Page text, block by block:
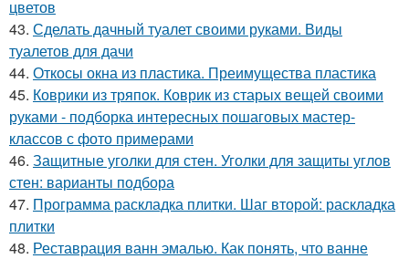
цветов
43. Сделать дачный туалет своими руками. Виды
туалетов для дачи
44. Откосы окна из пластика. Преимущества пластика
45. Коврики из тряпок. Коврик из старых вещей своими
руками - подборка интересных пошаговых мастер-
классов с фото примерами
46. Защитные уголки для стен. Уголки для защиты углов
стен: варианты подбора
47. Программа раскладка плитки. Шаг второй: раскладка
плитки
48. Реставрация ванн эмалью. Как понять, что ванне